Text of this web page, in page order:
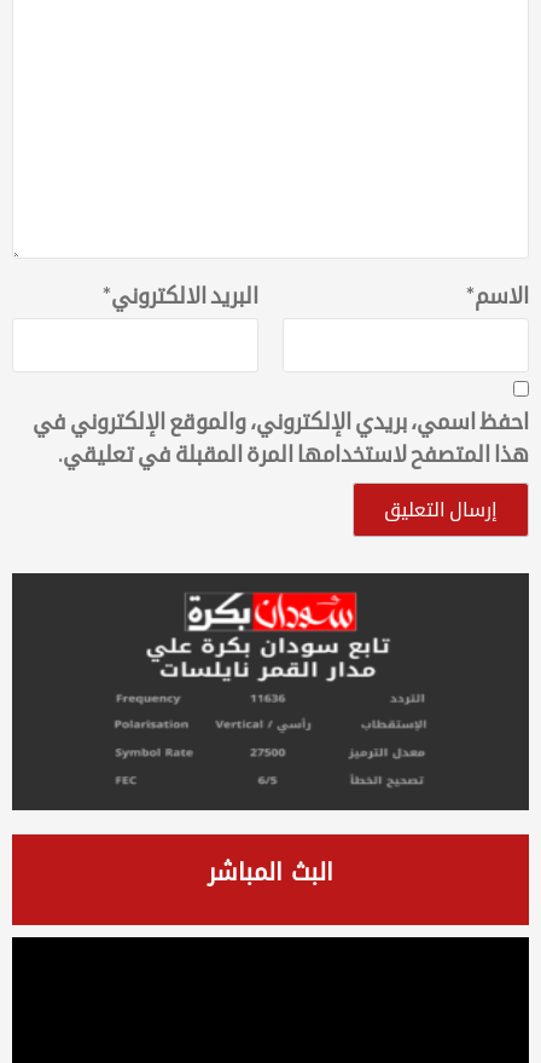
الاسم* البريد الالكتروني*
احفظ اسمي، بريدي الإلكتروني، والموقع الإلكتروني في
هذا المتصفح لاستخدامها المرة المقبلة في تعليقي.
البث المباشر